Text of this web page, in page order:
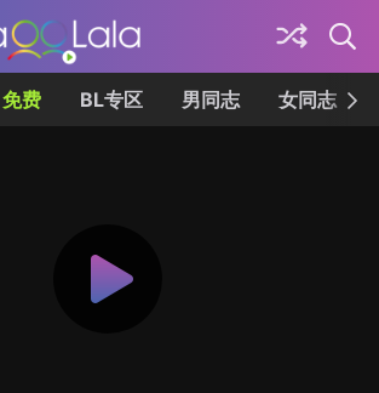
免费 BL专区 男同志 女同志